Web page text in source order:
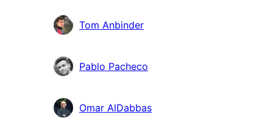
者
Tom Anbinder
Pablo Pacheco
Omar AlDabbas